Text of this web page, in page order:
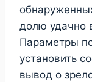
долю удачно
Параметры
установить
вывод о